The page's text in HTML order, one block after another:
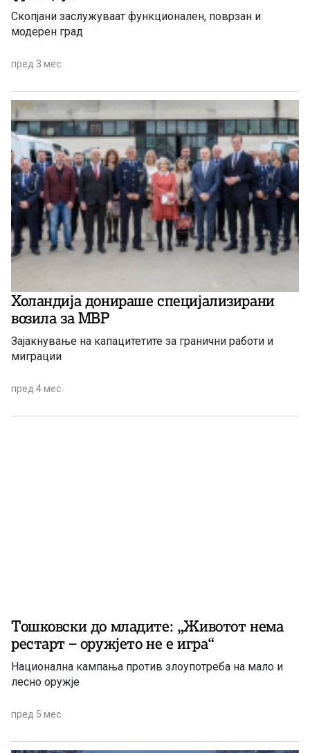
Скопјани заслужуваат функционален, поврзан и
модерен град
пред 3 мес.
Холандија донираше специјализирани
возила за МВР
Зајакнување на капацитетите за гранични работи и
миграции
пред 4 мес.
Тошковски до младите: „Животот нема
рестарт – оружјето не е игра“
Национална кампања против злоупотреба на мало и
лесно оружје
пред 5 мес.